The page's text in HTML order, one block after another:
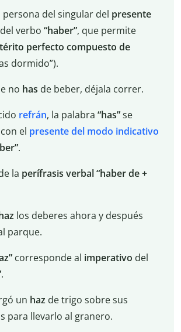
persona del singular del presente
del verbo “haber”, que permite
perfecto compuesto de
dormido”).
no has de beber, déjala correr.
refrán, la palabra “has”se
el presente del modo indicativo
.
la perífrasis verbal “haber de +
los deberes ahora y después
parque.
corresponde al imperativo del
.
un hazde trigo sobre sus
para llevarlo al granero.